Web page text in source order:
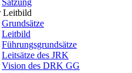
Satzung
Leitbild
Grundsätze
Leitbild
Führungsgrundsätze
Leitsätze des JRK
Vision des DRK GG